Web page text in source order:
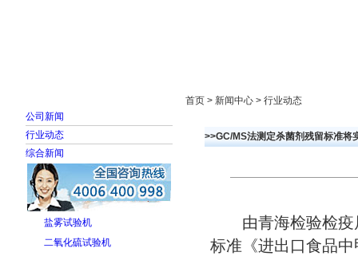
公司新闻
行业动态
综合新闻
盐雾试验机
二氧化硫试验机
首页 > 新闻中心 > 行业动态
>>GC/MS法测定杀菌剂残留标准将
由青海检验检疫
标准《进出口食品